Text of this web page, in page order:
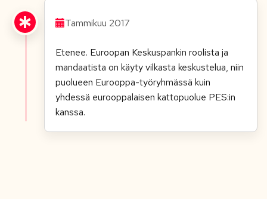
Tammikuu 2017
Etenee. Euroopan Keskuspankin roolista ja
mandaatista on käyty vilkasta keskustelua, niin
puolueen Eurooppa-työryhmässä kuin
yhdessä eurooppalaisen kattopuolue PES:in
kanssa.